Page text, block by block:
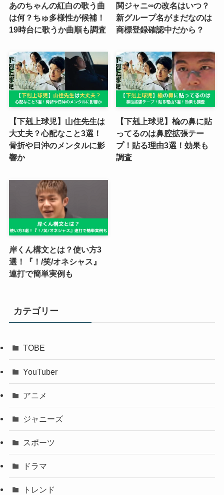
あのちゃんの紅白の歌う曲
は何？ちゅ多様性が候補！
19時台に歌うか曲順も調査
関ジャニ∞の改名はいつ？
新グループ名がまだなのは
商標登録確認中だから？
【下剋上球児】山住先生は
大丈夫？心配なこと3選！
骨折や日沖のメンタルに影
響か
【下剋上球児】楡の鼻に貼
ってるのは鼻腔拡張テー
プ！貼る理由3選！効果も
調査
岸くん構文とは？使い方3
選！『！/笑/オネシャス』
連打で簡単実例も
カテゴリー
TOBE
YouTuber
アニメ
ジャニーズ
スポーツ
ドラマ
トレンド